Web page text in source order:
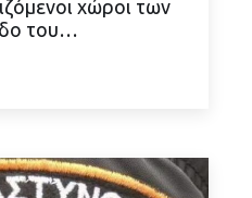
χώροι των
του…